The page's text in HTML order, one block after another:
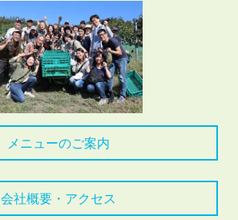
メニューのご案内
会社概要・アクセス